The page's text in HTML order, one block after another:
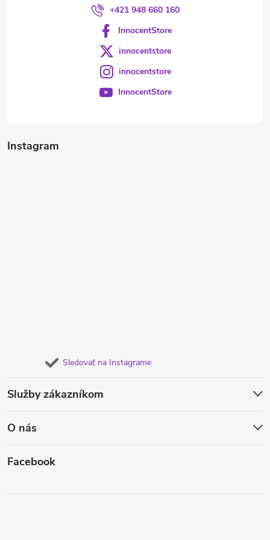
Instagram
Sledovať na Instagrame
Služby zákazníkom
O nás
Facebook
+421 948 660 160
InnocentStore
innocentstore
innocentstore
InnocentStore